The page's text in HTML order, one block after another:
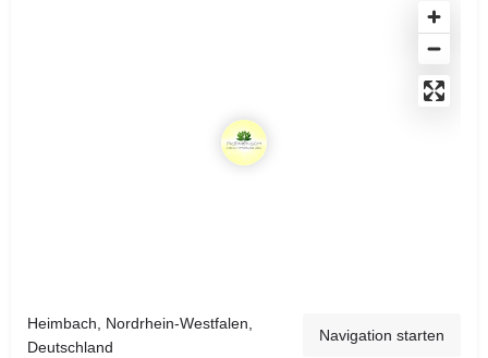
Heimbach, Nordrhein-Westfalen,
Deutschland
Navigation starten